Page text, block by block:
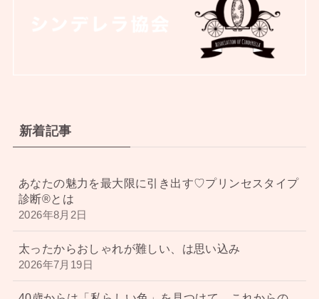
新着記事
あなたの魅力を最大限に引き出す♡プリンセスタイプ
診断®︎とは
2026年8月2日
太ったからおしゃれが難しい、は思い込み
2026年7月19日